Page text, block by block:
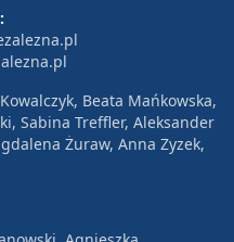
Beata Mańkowska,
Sabina Treffler, Aleksander
Żuraw, Anna Zyzek,